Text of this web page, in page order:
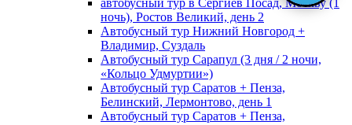
автобусный тур в Сергиев Посад, Москву (1
ночь), Ростов Великий, день 2
Автобусный тур Нижний Новгород +
Владимир, Суздаль
Автобусный тур Сарапул (3 дня / 2 ночи,
«Кольцо Удмуртии»)
Автобусный тур Саратов + Пенза,
Белинский, Лермонтово, день 1
Автобусный тур Саратов + Пенза,